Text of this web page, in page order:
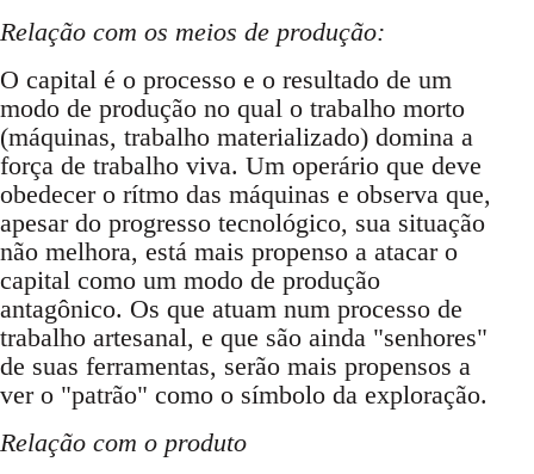
Relação com os meios de produção:
O capital é o processo e o resultado de um
modo de produção no qual o trabalho morto
(máquinas, trabalho materializado) domina a
força de trabalho viva. Um operário que deve
obedecer o rítmo das máquinas e observa que,
apesar do progresso tecnológico, sua situação
não melhora, está mais propenso a atacar o
capital como um modo de produção
antagônico. Os que atuam num processo de
trabalho artesanal, e que são ainda "senhores"
de suas ferramentas, serão mais propensos a
ver o "patrão" como o símbolo da exploração.
Relação com o produto